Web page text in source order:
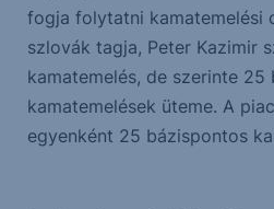
fogja folytatni kamatemelési
szlovák tagja, Peter Kazimir
kamatemelés, de szerinte 25
kamatemelések üteme. A
egyenként 25 bázispontos